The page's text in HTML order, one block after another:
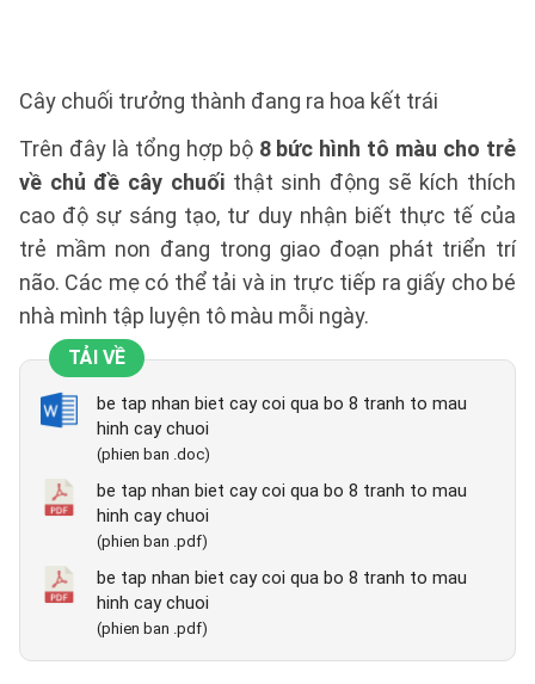
Cây chuối trưởng thành đang ra hoa kết trái
Trên đây là tổng hợp bộ 8 bức hình tô màu cho trẻ
về chủ đề cây chuốithật sinh động sẽ kích thích
cao độ sự sáng tạo, tư duy nhận biết thực tế của
trẻ mầm non đang trong giao đoạn phát triển trí
não. Các mẹ có thể tải và in trực tiếp ra giấy cho bé
nhà mình tập luyện tô màu mỗi ngày.
TẢI VỀ
be tap nhan biet cay coi qua bo 8 tranh to mau
hinh cay chuoi
(phien ban .doc)
be tap nhan biet cay coi qua bo 8 tranh to mau
hinh cay chuoi
(phien ban .pdf)
be tap nhan biet cay coi qua bo 8 tranh to mau
hinh cay chuoi
(phien ban .pdf)